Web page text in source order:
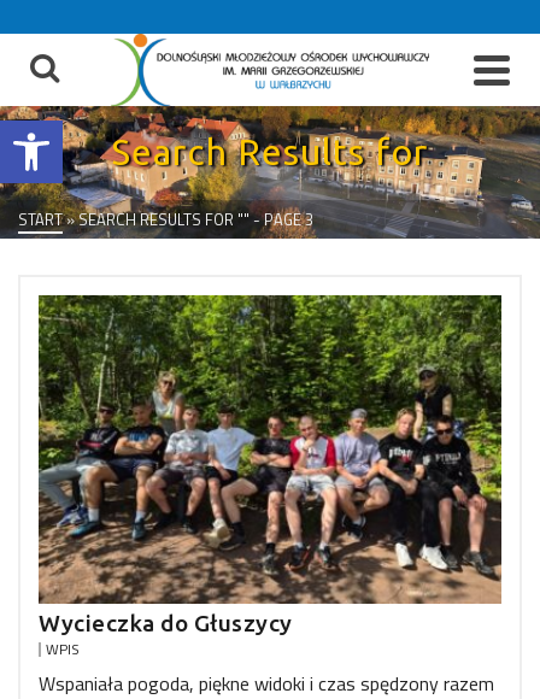
Otwórz pasek narzędzi
treści
Search Results for
START»SEARCH RESULTS FOR ""- PAGE 3
Wycieczka do Głuszycy
WPIS
Wspaniała pogoda, piękne widoki i czas spędzony razem